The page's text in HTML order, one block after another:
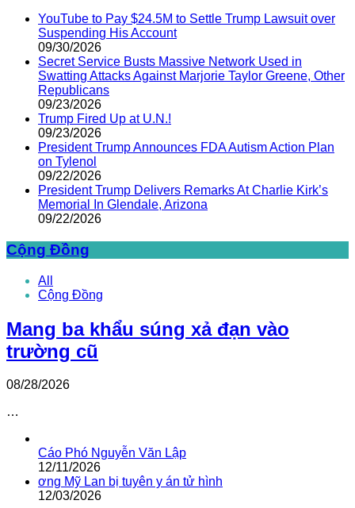
YouTube to Pay $24.5M to Settle Trump Lawsuit over
Suspending His Account
09/30/2026
Secret Service Busts Massive Network Used in
Swatting Attacks Against Marjorie Taylor Greene, Other
Republicans
09/23/2026
Trump Fired Up at U.N.!
09/23/2026
President Trump Announces FDA Autism Action Plan
on Tylenol
09/22/2026
President Trump Delivers Remarks At Charlie Kirk’s
Memorial In Glendale, Arizona
09/22/2026
Cộng Đồng
All
Cộng Đồng
Mang ba khẩu súng xả đạn vào
trường cũ
08/28/2026
…
Cáo Phó Nguyễn Văn Lập
12/11/2026
ơng Mỹ Lan bị tuyên y án tử hình
12/03/2026